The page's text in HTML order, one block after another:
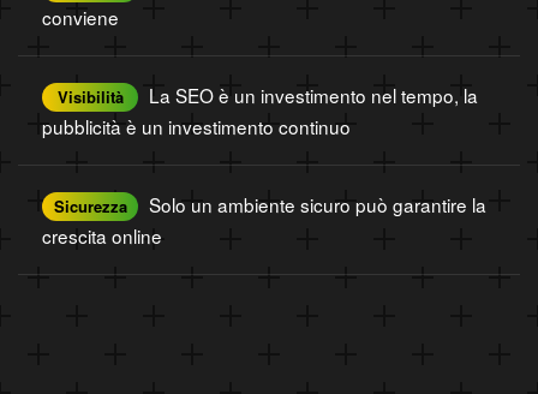
conviene
Visibilità
La SEO è un investimento nel tempo, la
pubblicità è un investimento continuo
Sicurezza
Solo un ambiente sicuro può garantire la
crescita online